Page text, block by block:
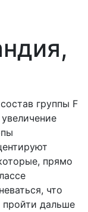
группы F
прямо
что
дальше